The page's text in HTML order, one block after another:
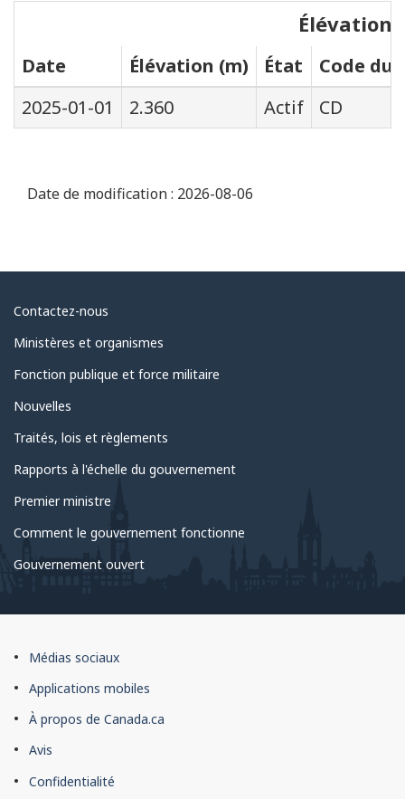
Élévations
Date Élévation (m) État
Code du
2025-01-01
2.360 Actif CD
Date de modification : 2026-08-06
Au
sujet
du
gouvernement
Contactez-nous
Ministères et organismes
Fonction publique et force militaire
Nouvelles
Traités, lois et règlements
Rapports à l'échelle du gouvernement
Premier ministre
Comment le gouvernement fonctionne
Gouvernement ouvert
À
propos
du
site
Médias sociaux
Applications mobiles
À propos de Canada.ca
Avis
Confidentialité